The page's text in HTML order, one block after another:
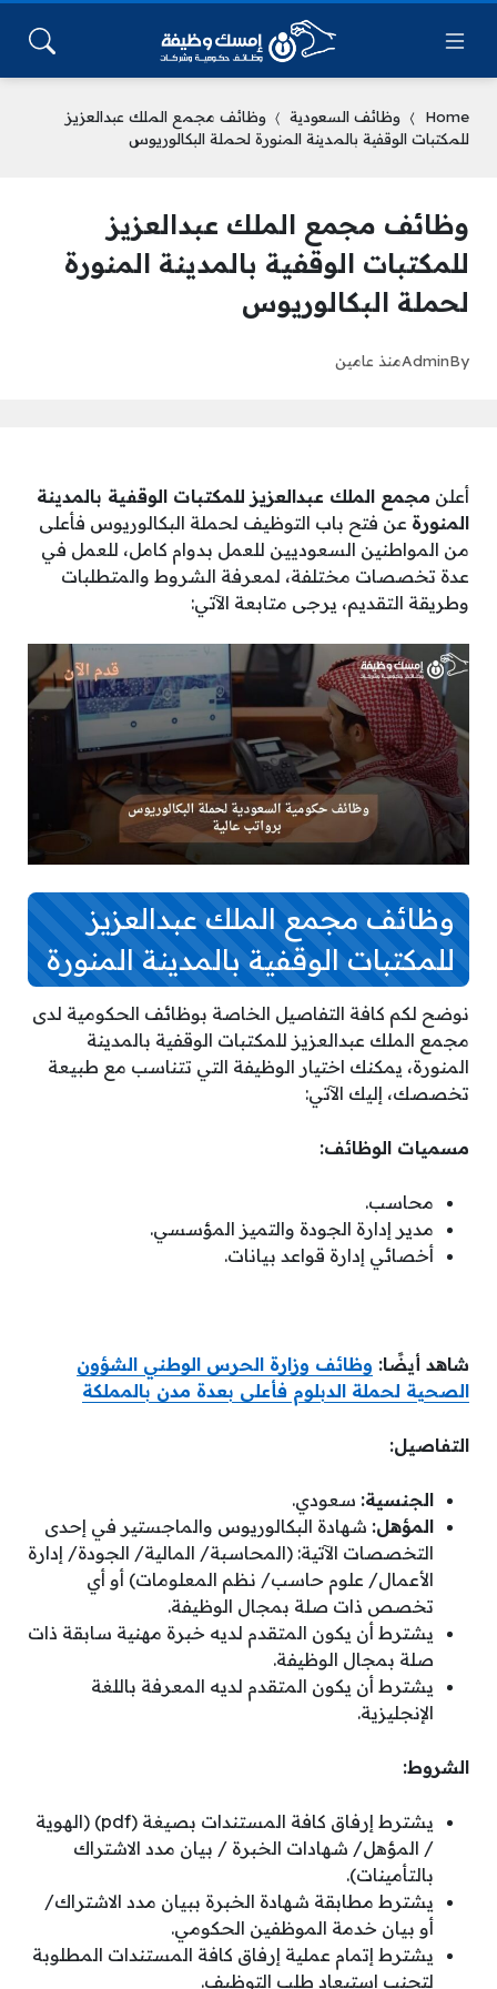
Home وظائف السعودية
وظائف مجمع الملك عبدالعزيز
للمكتبات الوقفية بالمدينة المنورة لحملة البكالوريوس
وظائف مجمع الملك عبدالعزيز
للمكتبات الوقفية بالمدينة المنورة
لحملة البكالوريوس
By
Adminمنذ عامين
أعلن مجمع الملك عبدالعزيز للمكتبات الوقفية بالمدينة
المنورة عن فتح باب التوظيف لحملة البكالوريوس فأعلى
من المواطنين السعوديين للعمل بدوام كامل، للعمل في
عدة تخصصات مختلفة، لمعرفة الشروط والمتطلبات
وطريقة التقديم، يرجى متابعة الآتي:
وظائف مجمع الملك عبدالعزيز
للمكتبات الوقفية بالمدينة المنورة
نوضح لكم كافة التفاصيل الخاصة بوظائف الحكومية لدى
مجمع الملك عبدالعزيز للمكتبات الوقفية بالمدينة
المنورة، يمكنك اختيار الوظيفة التي تتناسب مع طبيعة
تخصصك، إليك الآتي:
مسميات الوظائف:
محاسب.
مدير إدارة الجودة والتميز المؤسسي.
أخصائي إدارة قواعد بيانات.
شاهد أيضًا: وظائف وزارة الحرس الوطني الشؤون
الصحية لحملة الدبلوم فأعلى بعدة مدن بالمملكة
التفاصيل:
الجنسية: سعودي.
المؤهل: شهادة البكالوريوس والماجستير في إحدى
التخصصات الآتية: (المحاسبة/ المالية/ الجودة/ إدارة
الأعمال/ علوم حاسب/ نظم المعلومات) أو أي
تخصص ذات صلة بمجال الوظيفة.
يشترط أن يكون المتقدم لديه خبرة مهنية سابقة ذات
صلة بمجال الوظيفة.
يشترط أن يكون المتقدم لديه المعرفة باللغة
الإنجليزية.
الشروط:
يشترط إرفاق كافة المستندات بصيغة (pdf) (الهوية
/ المؤهل/ شهادات الخبرة / بيان مدد الاشتراك
بالتأمينات).
يشترط مطابقة شهادة الخبرة ببيان مدد الاشتراك/
أو بيان خدمة الموظفين الحكومي.
يشترط إتمام عملية إرفاق كافة المستندات المطلوبة
لتجنب استبعاد طلب التوظيف.